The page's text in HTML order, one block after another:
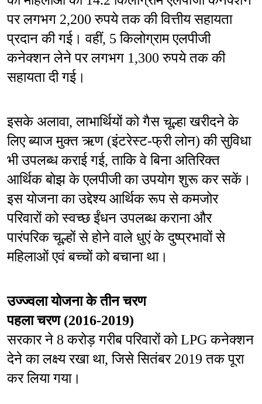
पर लगभग 2,200 रुपये तक की वित्तीय सहायता
प्रदान की गई। वहीं, 5 किलोग्राम एलपीजी
कनेक्शन लेने पर लगभग 1,300 रुपये तक की
सहायता दी गई।
इसके अलावा, लाभार्थियों को गैस चूल्हा खरीदने के
लिए ब्याज मुक्त ऋण (इंटरेस्ट-फ्री लोन) की सुविधा
भी उपलब्ध कराई गई, ताकि वे बिना अतिरिक्त
आर्थिक बोझ के एलपीजी का उपयोग शुरू कर सकें।
इस योजना का उद्देश्य आर्थिक रूप से कमजोर
परिवारों को स्वच्छ ईंधन उपलब्ध कराना और
पारंपरिक चूल्हों से होने वाले धुएं के दुष्प्रभावों से
महिलाओं एवं बच्चों को बचाना था।
उज्ज्वला योजना के तीन चरण
पहला चरण (2016-2019)
सरकार ने 8 करोड़ गरीब परिवारों को LPG कनेक्शन
देने का लक्ष्य रखा था, जिसे सितंबर 2019 तक पूरा
कर लिया गया।